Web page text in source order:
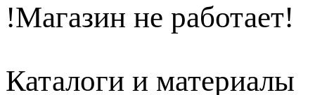
!Магазин не работает!
Каталоги и материалы